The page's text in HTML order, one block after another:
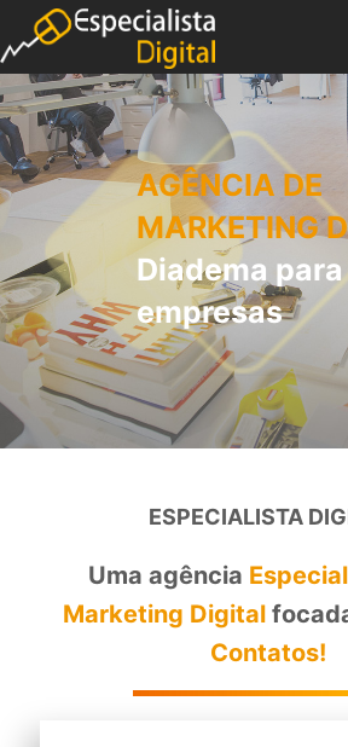
AGÊNCIA DE
MARKETING
Diadema
empresas
ESPECIALISTA
Uma agência
Marketing Digital
Contatos!